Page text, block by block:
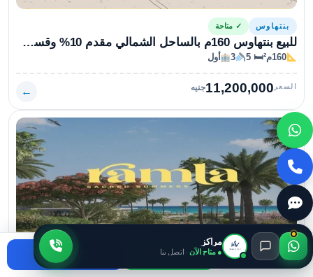
بنتهاوس ✓ متاحة
للبيع بنتهاوس 160م بالساحل الشمالي مقدم 10% وقسط حتى 7 سنوات في قرية رملة
160م² 🛏 5
3 أول
السعر 11,200,000جنيه ←
شاليه ✓ متاحة
اتصال واتساب استفسر
مراكز
● متاح الآن · اتصل بنا